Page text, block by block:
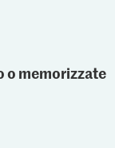
o memorizzate